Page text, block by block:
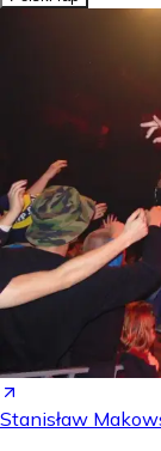
Stanisław